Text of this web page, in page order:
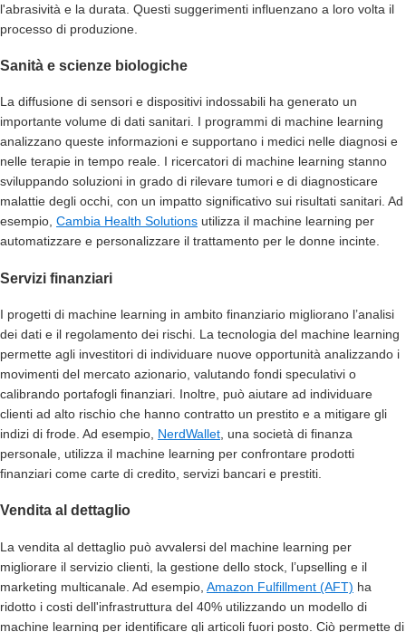
l'abrasività e la durata. Questi suggerimenti influenzano a loro volta il
processo di produzione.
Sanità e scienze biologiche
La diffusione di sensori e dispositivi indossabili ha generato un
importante volume di dati sanitari. I programmi di machine learning
analizzano queste informazioni e supportano i medici nelle diagnosi e
nelle terapie in tempo reale. I ricercatori di machine learning stanno
sviluppando soluzioni in grado di rilevare tumori e di diagnosticare
malattie degli occhi, con un impatto significativo sui risultati sanitari. Ad
esempio, Cambia Health Solutions utilizza il machine learning per
automatizzare e personalizzare il trattamento per le donne incinte.
Servizi finanziari
I progetti di machine learning in ambito finanziario migliorano l’analisi
dei dati e il regolamento dei rischi. La tecnologia del machine learning
permette agli investitori di individuare nuove opportunità analizzando i
movimenti del mercato azionario, valutando fondi speculativi o
calibrando portafogli finanziari. Inoltre, può aiutare ad individuare
clienti ad alto rischio che hanno contratto un prestito e a mitigare gli
indizi di frode. Ad esempio, NerdWallet , una società di finanza
personale, utilizza il machine learning per confrontare prodotti
finanziari come carte di credito, servizi bancari e prestiti.
Vendita al dettaglio
La vendita al dettaglio può avvalersi del machine learning per
migliorare il servizio clienti, la gestione dello stock, l’upselling e il
marketing multicanale. Ad esempio, Amazon Fulfillment (AFT) ha
ridotto i costi dell'infrastruttura del 40% utilizzando un modello di
machine learning per identificare gli articoli fuori posto. Ciò permette di